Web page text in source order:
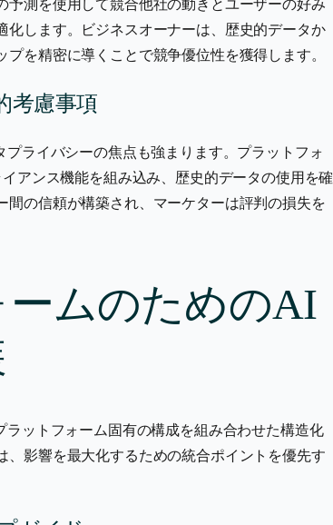
測を使用して競合他社の動きとユーザーの好み
します。ビジネスオーナーは、歴史的データか
を精密に導くことで競争優位性を獲得します。
考慮事項
ライバシーの焦点も強まります。プラットフォ
アンス機能を組み込み、歴史的データの使用を確
の信頼が構築され、マーケターは評判の損失を
ムのためのAI
ットフォーム固有の構成を組み合わせた構造化
影響を最大化するための統合ポイントを優先す